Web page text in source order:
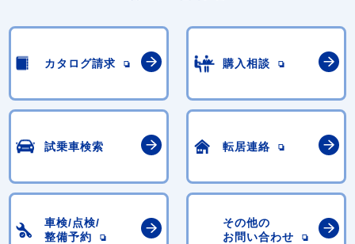
カタログ請求 購入相談
試乗車検索 転居連絡
車検/点検/
整備予約
その他の
お問い合わせ